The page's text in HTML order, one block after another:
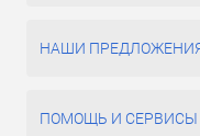
НАШИ
ПОМОЩЬ И СЕРВИСЫ